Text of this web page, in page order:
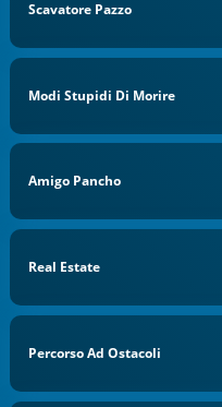
Scavatore Pazzo
Modi Stupidi Di Morire
Amigo Pancho
Real Estate
Percorso Ad Ostacoli